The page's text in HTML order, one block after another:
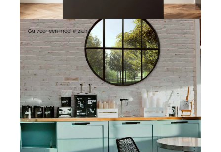
Ga voor een mooi uitzicht!